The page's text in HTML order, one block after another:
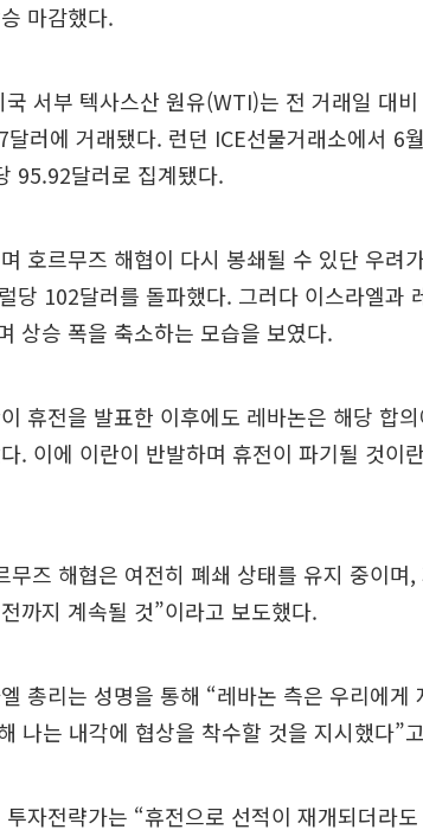
마감했다.
서부 텍사스산 원유(WTI)는 전 거래일 대
러에 거래됐다. 런던 ICE선물거래소에서 6
95.92달러로 집계됐다.
호르무즈 해협이 다시 봉쇄될 수 있단 우려
당 102달러를 돌파했다. 그러다 이스라엘과
상승 폭을 축소하는 모습을 보였다.
휴전을 발표한 이후에도 레바논은 해당 합
. 이에 이란이 반발하며 휴전이 파기될 것이
무즈 해협은 여전히 폐쇄 상태를 유지 중이며
까지 계속될 것”이라고 보도했다.
총리는 성명을 통해 “레바논 측은 우리에게
나는 내각에 협상을 착수할 것을 지시했다”
자전략가는 “휴전으로 선적이 재개되더라